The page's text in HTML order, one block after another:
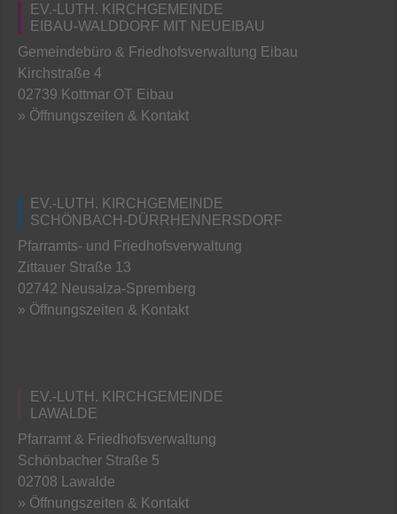
EV.-LUTH. KIRCHGEMEINDE
EIBAU-WALDDORF MIT NEUEIBAU
Gemeindebüro & Friedhofsverwaltung Eibau
Kirchstraße 4
02739 Kottmar OT Eibau
» Öffnungszeiten & Kontakt
EV.-LUTH. KIRCHGEMEINDE
SCHÖNBACH-DÜRRHENNERSDORF
Pfarramts- und Friedhofsverwaltung
Zittauer Straße 13
02742 Neusalza-Spremberg
» Öffnungszeiten & Kontakt
EV.-LUTH. KIRCHGEMEINDE
LAWALDE
Pfarramt & Friedhofsverwaltung
Schönbacher Straße 5
02708 Lawalde
» Öffnungszeiten & Kontakt